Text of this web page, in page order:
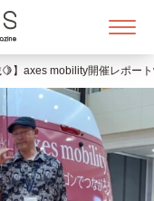
🍋】axes mobility開催レポー